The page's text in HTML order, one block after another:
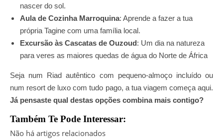
nascer do sol.
Aula de Cozinha Marroquina: Aprende a fazer a tua
própria Tagine com uma família local.
Excursão às Cascatas de Ouzoud: Um dia na natureza
para veres as maiores quedas de água do Norte de África
Seja num Riad autêntico com pequeno-almoço incluído ou
num resort de luxo com tudo pago, a tua viagem começa aqui.
Já pensaste qual destas opções combina mais contigo?
Também Te Pode Interessar:
Não há artigos relacionados